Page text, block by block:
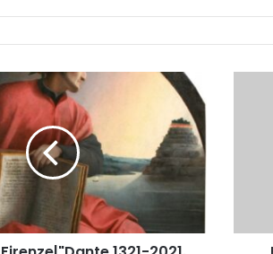
n